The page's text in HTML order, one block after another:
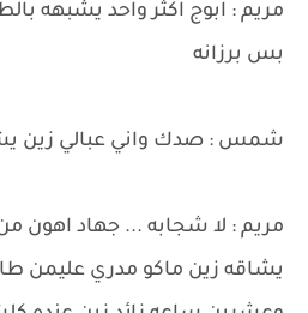
مريم : ابوج اكثر واحد يشبهه
بس برزانه
شمس : صدك واني عبالي زين
مريم : لا شجابه ... جهاد اهون
يشاقه زين ماكو مدري عليمن